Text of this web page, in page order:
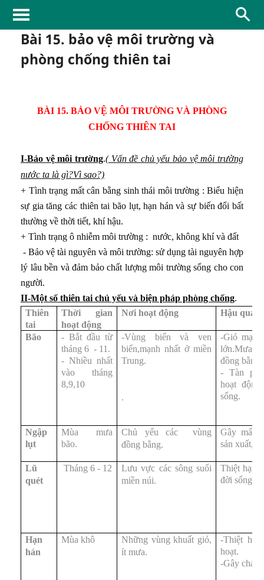
Bài 15. bảo vệ môi trường và
phòng chống thiên tai
BÀI 15. BẢO VỆ MÔI TRƯỜNG VÀ PHÒNG
CHỐNG THIÊN TAI
I-Bảo vệ môi trường.( Vấn đề chủ yếu bảo vệ môi trường
nước ta là gì?Vì sao?)
+ Tình trạng mất cân bằng sinh thái môi trường : Biểu hiện
sự gia tăng các thiên tai bão lụt, hạn hán và sự biến đổi bất
thường về thời tiết, khí hậu.
+ Tình trạng ô nhiễm môi trường : nước, không khí và đất
- Bảo vệ tài nguyên và môi trường: sử dụng tài nguyên hợp
lý lâu bền và đảm bảo chất lượng môi trường sống cho con
người.
II-Một số thiên tai chủ yếu và biện pháp phòng chống.
Thiên
tai
Thời gian
hoạt động
Nơi hoạt động Hậu quả
Bão
- Bắt đầu từ
tháng 6 - 11.
- Nhiều nhất
vào tháng
8,9,10
-Vùng biển và ven
biển,mạnh nhất ở miền
Trung.
.
-Gió
lớn.Mưa
đồng
- Tàn
hoạt
sống.
Ngập
lụt
Mùa mưa
bão.
Chủ yếu các vùng
đồng bằng.
Gây mất
sản xuất,
Lũ
quét
Tháng 6 - 12
Lưu vực các sông suối
miền núi.
Thiệt hại
đời sống,
Hạn
hán
Mùa khô
Những vùng khuất gió,
ít mưa.
-Thiệt hại
hoạt.
-Gây cháy
hội nhập
lãnh thổ Việt Nam
thiên nhiên
thiên tai
cư ở nước ta
và lâm nghiệp
công nghiệp trọng điểm
nghiệp
du lịch
du và miền núi Bắc Bộ